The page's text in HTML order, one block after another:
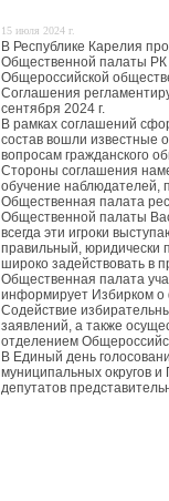
15 июля 2024 г.
В Республике Карелия
Общественной палаты РК
Общероссийской
Соглашения
сентября 2024 г.
В рамках соглашений
состав вошли известные
вопросам гражданского
Стороны соглашения
обучение наблюдателей,
Общественная палата
Общественной палаты
всегда эти игроки
правильный, юридически
широко задействовать в
Общественная палата
информирует Избирком о
Содействие
заявлений, а также
отделением
В Единый день
муниципальных округов
депутатов